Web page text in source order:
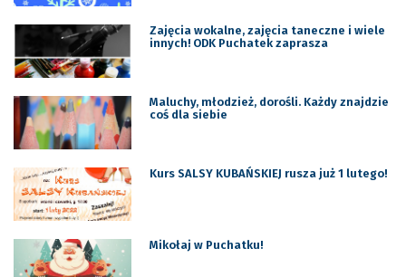
Zajęcia wokalne, zajęcia taneczne i wiele
innych! ODK Puchatek zaprasza
Maluchy, młodzież, dorośli. Każdy znajdzie
coś dla siebie
Kurs SALSY KUBAŃSKIEJ rusza już 1 lutego!
Mikołaj w Puchatku!